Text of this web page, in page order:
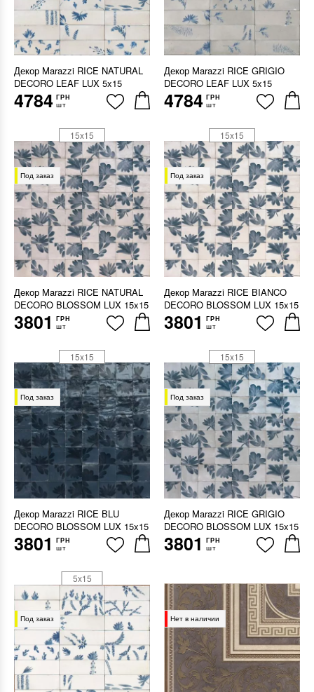
Декор Marazzi RICE NATURAL
DECORO LEAF LUX 5x15
4784 ГРН
шт
Декор Marazzi RICE GRIGIO
DECORO LEAF LUX 5x15
4784 ГРН
шт
Под заказ
Декор Marazzi RICE NATURAL
DECORO BLOSSOM LUX 15x15
3801 ГРН
шт
15x15
Под заказ
Декор Marazzi RICE BIANCO
DECORO BLOSSOM LUX 15x15
3801 ГРН
шт
15x15
Под заказ
Декор Marazzi RICE BLU
DECORO BLOSSOM LUX 15x15
3801 ГРН
шт
15x15
Под заказ
Декор Marazzi RICE GRIGIO
DECORO BLOSSOM LUX 15x15
3801 ГРН
шт
15x15
Под заказ
5x15
Нет в наличии